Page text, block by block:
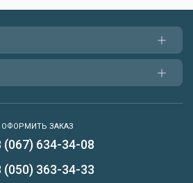
ОФОРМИТЬ ЗАКАЗ
(067) 634-34-08
(050) 363-34-33